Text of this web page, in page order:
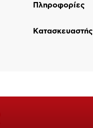
Πληροφορίες
Κατασκευαστής